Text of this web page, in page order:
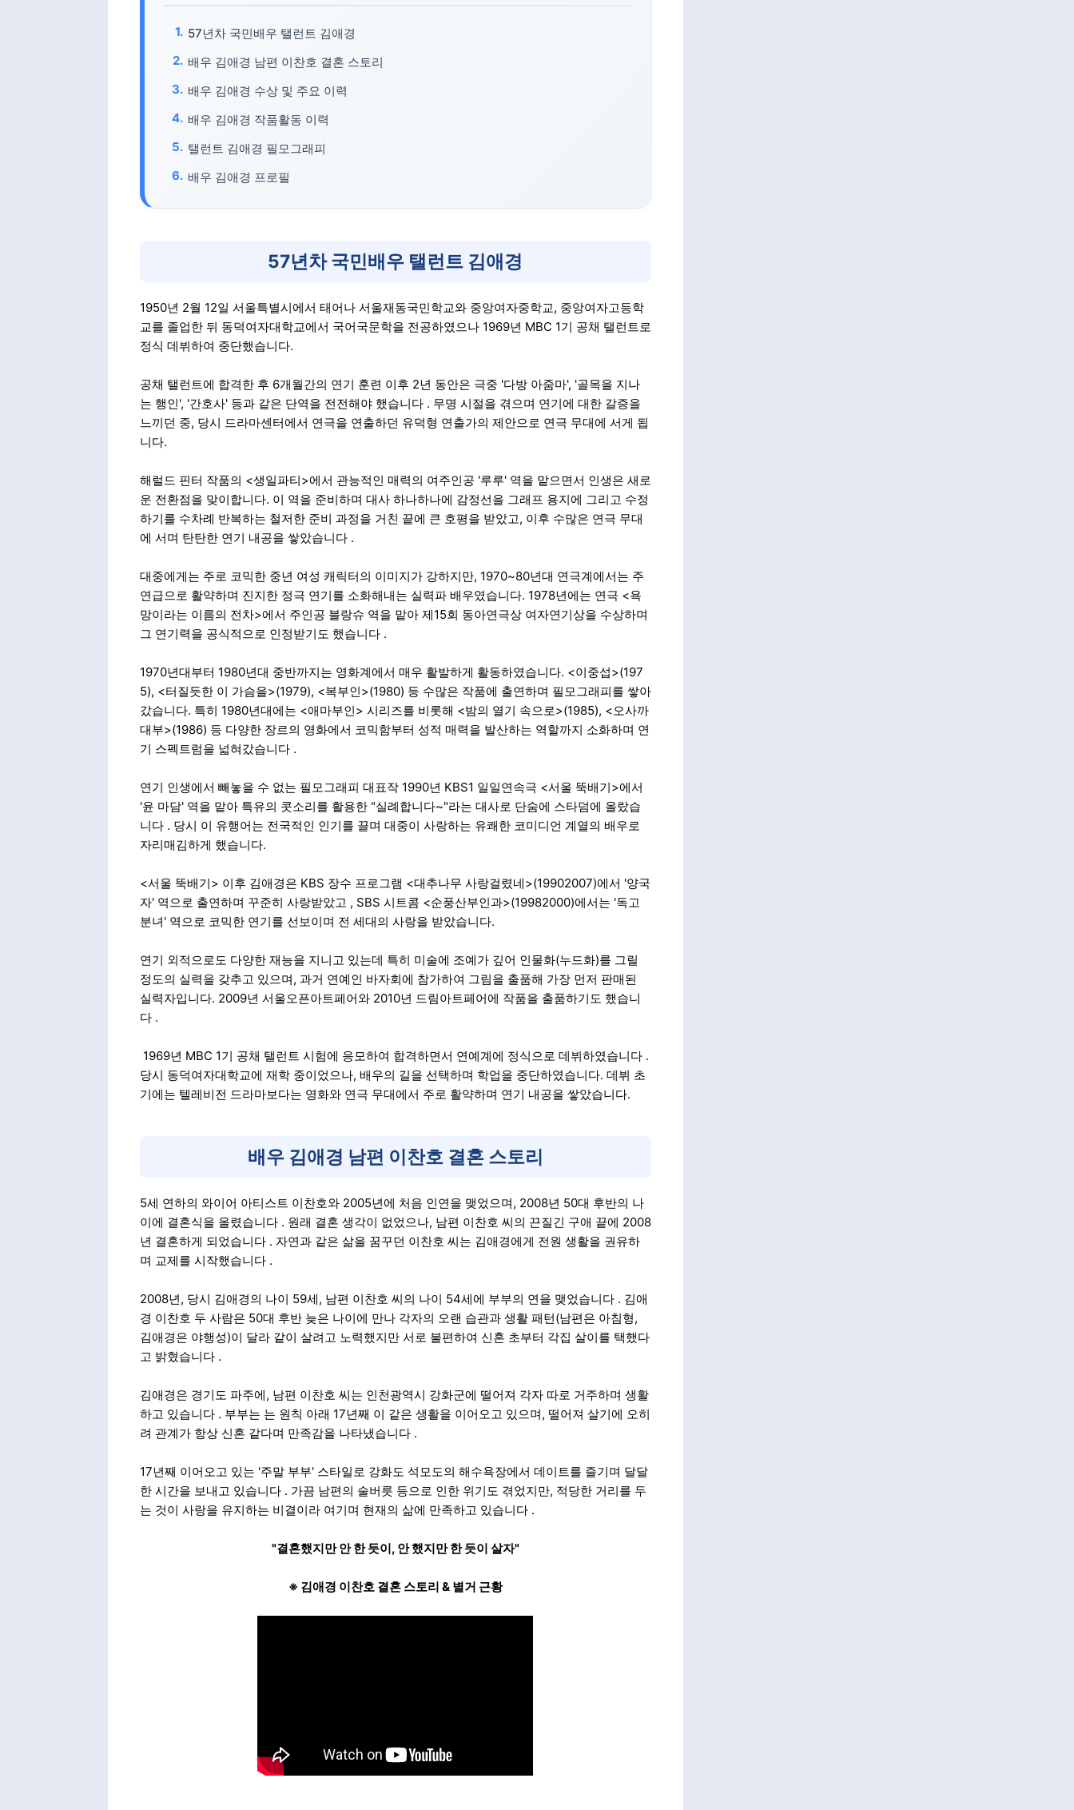
57년차 국민배우 탤런트 김애경
배우 김애경 남편 이찬호 결혼 스토리
배우 김애경 수상 및 주요 이력
배우 김애경 작품활동 이력
탤런트 김애경 필모그래피
배우 김애경 프로필
57년차 국민배우 탤런트 김애경
1950년 2월 12일 서울특별시에서 태어나 서울재동국민학교와 중앙여자중학교, 중앙여자고등학
교를 졸업한 뒤 동덕여자대학교에서 국어국문학을 전공하였으나 1969년 MBC 1기 공채 탤런트로
정식 데뷔하여 중단했습니다.
공채 탤런트에 합격한 후 6개월간의 연기 훈련 이후 2년 동안은 극중 '다방 아줌마', '골목을 지나
는 행인', '간호사' 등과 같은 단역을 전전해야 했습니다 . 무명 시절을 겪으며 연기에 대한 갈증을
느끼던 중, 당시 드라마센터에서 연극을 연출하던 유덕형 연출가의 제안으로 연극 무대에 서게 됩
니다.
해럴드 핀터 작품의 <생일파티>에서 관능적인 매력의 여주인공 '루루' 역을 맡으면서 인생은 새로
운 전환점을 맞이합니다. 이 역을 준비하며 대사 하나하나에 감정선을 그래프 용지에 그리고 수정
하기를 수차례 반복하는 철저한 준비 과정을 거친 끝에 큰 호평을 받았고, 이후 수많은 연극 무대
에 서며 탄탄한 연기 내공을 쌓았습니다 .
대중에게는 주로 코믹한 중년 여성 캐릭터의 이미지가 강하지만, 1970~80년대 연극계에서는 주
연급으로 활약하며 진지한 정극 연기를 소화해내는 실력파 배우였습니다. 1978년에는 연극 <욕
망이라는 이름의 전차>에서 주인공 블랑슈 역을 맡아 제15회 동아연극상 여자연기상을 수상하며
그 연기력을 공식적으로 인정받기도 했습니다 .
1970년대부터 1980년대 중반까지는 영화계에서 매우 활발하게 활동하였습니다. <이중섭>(197
5), <터질듯한 이 가슴을>(1979), <복부인>(1980) 등 수많은 작품에 출연하며 필모그래피를 쌓아
갔습니다. 특히 1980년대에는 <애마부인> 시리즈를 비롯해 <밤의 열기 속으로>(1985), <오사까
대부>(1986) 등 다양한 장르의 영화에서 코믹함부터 성적 매력을 발산하는 역할까지 소화하며 연
기 스펙트럼을 넓혀갔습니다 .
연기 인생에서 빼놓을 수 없는 필모그래피 대표작 1990년 KBS1 일일연속극 <서울 뚝배기>에서
'윤 마담' 역을 맡아 특유의 콧소리를 활용한 "실례합니다~"라는 대사로 단숨에 스타덤에 올랐습
니다 . 당시 이 유행어는 전국적인 인기를 끌며 대중이 사랑하는 유쾌한 코미디언 계열의 배우로
자리매김하게 했습니다.
<서울 뚝배기> 이후 김애경은 KBS 장수 프로그램 <대추나무 사랑걸렸네>(19902007)에서 '양국
자' 역으로 출연하며 꾸준히 사랑받았고 , SBS 시트콤 <순풍산부인과>(19982000)에서는 '독고
분녀' 역으로 코믹한 연기를 선보이며 전 세대의 사랑을 받았습니다.
연기 외적으로도 다양한 재능을 지니고 있는데 특히 미술에 조예가 깊어 인물화(누드화)를 그릴
정도의 실력을 갖추고 있으며, 과거 연예인 바자회에 참가하여 그림을 출품해 가장 먼저 판매된
실력자입니다. 2009년 서울오픈아트페어와 2010년 드림아트페어에 작품을 출품하기도 했습니
다 .
1969년 MBC 1기 공채 탤런트 시험에 응모하여 합격하면서 연예계에 정식으로 데뷔하였습니다 .
당시 동덕여자대학교에 재학 중이었으나, 배우의 길을 선택하며 학업을 중단하였습니다. 데뷔 초
기에는 텔레비전 드라마보다는 영화와 연극 무대에서 주로 활약하며 연기 내공을 쌓았습니다.
배우 김애경 남편 이찬호 결혼 스토리
5세 연하의 와이어 아티스트 이찬호와 2005년에 처음 인연을 맺었으며, 2008년 50대 후반의 나
이에 결혼식을 올렸습니다 . 원래 결혼 생각이 없었으나, 남편 이찬호 씨의 끈질긴 구애 끝에 2008
년 결혼하게 되었습니다 . 자연과 같은 삶을 꿈꾸던 이찬호 씨는 김애경에게 전원 생활을 권유하
며 교제를 시작했습니다 .
2008년, 당시 김애경의 나이 59세, 남편 이찬호 씨의 나이 54세에 부부의 연을 맺었습니다 . 김애
경 이찬호 두 사람은 50대 후반 늦은 나이에 만나 각자의 오랜 습관과 생활 패턴(남편은 아침형,
김애경은 야행성)이 달라 같이 살려고 노력했지만 서로 불편하여 신혼 초부터 각집 살이를 택했다
고 밝혔습니다 .
김애경은 경기도 파주에, 남편 이찬호 씨는 인천광역시 강화군에 떨어져 각자 따로 거주하며 생활
하고 있습니다 . 부부는 는 원칙 아래 17년째 이 같은 생활을 이어오고 있으며, 떨어져 살기에 오히
려 관계가 항상 신혼 같다며 만족감을 나타냈습니다 .
17년째 이어오고 있는 '주말 부부' 스타일로 강화도 석모도의 해수욕장에서 데이트를 즐기며 달달
한 시간을 보내고 있습니다 . 가끔 남편의 술버릇 등으로 인한 위기도 겪었지만, 적당한 거리를 두
는 것이 사랑을 유지하는 비결이라 여기며 현재의 삶에 만족하고 있습니다 .
"결혼했지만 안 한 듯이, 안 했지만 한 듯이 살자"
※ 김애경 이찬호 결혼 스토리 & 별거 근황